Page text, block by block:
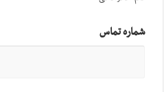
شماره تماس